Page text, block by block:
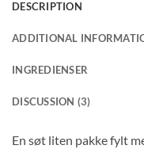
DESCRIPTION
ADDITIONAL
INGREDIENSER
DISCUSSION (3)
En søt liten pakke fylt